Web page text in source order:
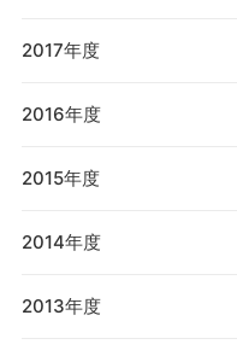
2017年度
2016年度
2015年度
2014年度
2013年度